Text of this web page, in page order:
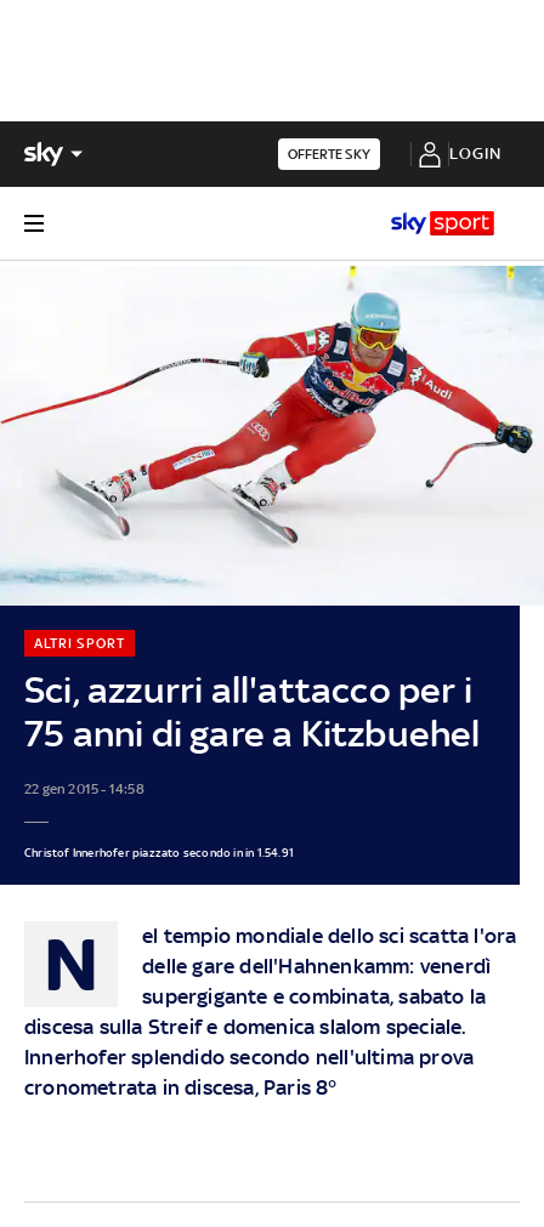
OFFERTE SKY LOGIN
Sci, azzurri all'attacco per i
75 anni di gare a Kitzbuehel
ALTRI SPORT
22 gen 2015 - 14:58
Christof Innerhofer piazzato secondo in in 1.54.91
N
el tempio mondiale dello sci scatta l'ora
delle gare dell'Hahnenkamm: venerdì
supergigante e combinata, sabato la
discesa sulla Streif e domenica slalom speciale.
Innerhofer splendido secondo nell'ultima prova
cronometrata in discesa, Paris 8°